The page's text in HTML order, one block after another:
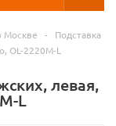
Москве -
Подставка
OL-2220M-L
левая,
L